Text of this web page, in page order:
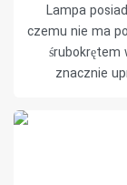
Lampa
czemu nie ma
śrubokrętem
znacznie